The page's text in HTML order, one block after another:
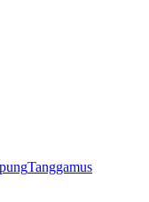
Tanggamus